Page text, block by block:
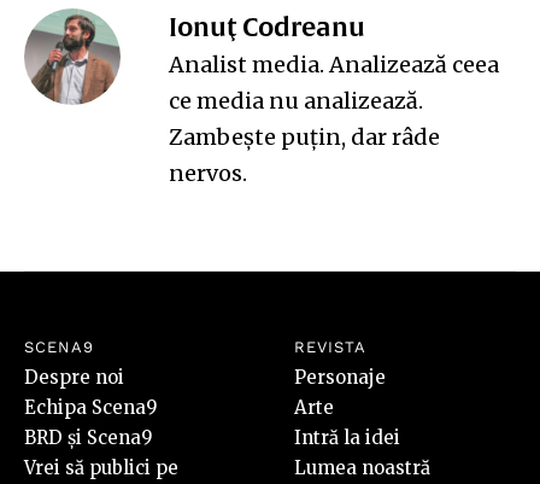
Ionuţ Codreanu
Analist media. Analizează ceea
ce media nu analizează.
Zambeşte puţin, dar râde
nervos.
SCENA9
Despre noi
Echipa Scena9
BRD și Scena9
Vrei să publici pe
REVISTA
Personaje
Arte
Intră la idei
Lumea noastră